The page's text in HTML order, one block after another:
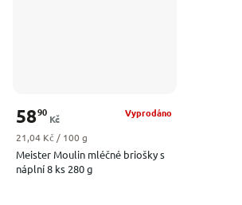
Meister Moulin mléčné briošky s
náplní 8 ks 280 g
Vyprodáno
5890
Kč
Měrná cena:
21,04 Kč / 100 g